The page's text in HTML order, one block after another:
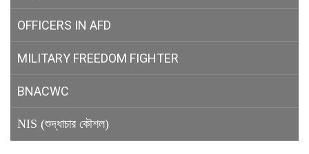
OFFICERS IN AFD
MILITARY FREEDOM FIGHTER
BNACWC
NIS (শুদ্ধাচার কৌশল)